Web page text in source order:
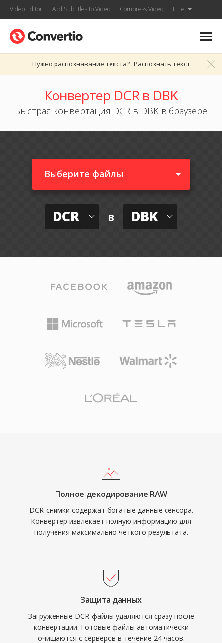
Video Editor Add Subtitles to Video Compress Video Ещё
Нужно распознавание текста? Распознать текст
Конвертер DCR в DBK
Быстрая конвертация DCR в DBK в браузере
Выберите файлы
DCR в DBK
Полное декодирование RAW
DCR-снимки содержат богатые данные сенсора.
Конвертер извлекает полную информацию для
получения максимально чёткого результата.
Защита данных
Загруженные DCR-файлы удаляются сразу после
конвертации. Готовые файлы автоматически
очищаются с серверов в течение 24 часов.